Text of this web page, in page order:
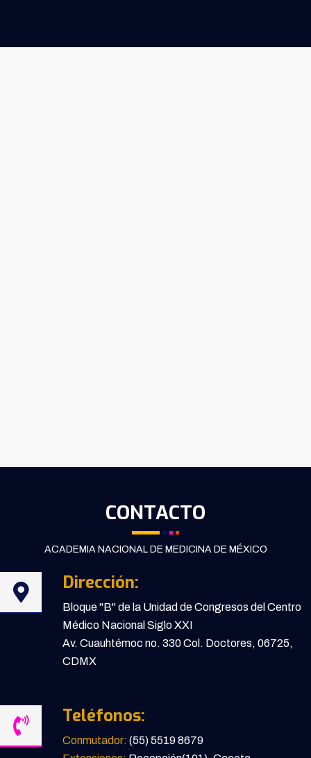
CONTACTO
ACADEMIA NACIONAL DE MEDICINA DE MÉXICO
Dirección:
Bloque "B" de la Unidad de Congresos del Centro
Médico Nacional Siglo XXI
Av. Cuauhtémoc no. 330 Col. Doctores, 06725,
CDMX
Teléfonos:
Conmutador: (55) 5519 8679